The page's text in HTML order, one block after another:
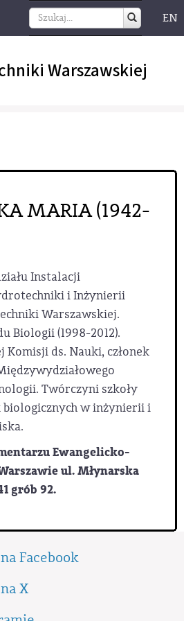
EN
Warszawskiej
MARIA (1942-
Instalacji
i Inżynierii
Warszawskiej.
Biologii (1998-2012).
Komisji ds. Nauki, członek
Twórczyni szkoły
biologicznych w inżynierii i
Ewangelicko-
ul. Młynarska
grób 92.
Facebook
X